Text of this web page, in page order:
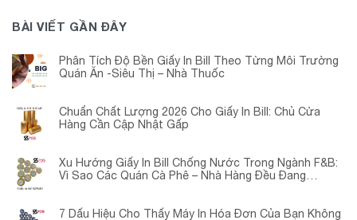
BÀI VIẾT GẦN ĐÂY
Phân Tích Độ Bền Giấy In Bill Theo Từng Môi Trường
Quán Ăn -Siêu Thị – Nhà Thuốc
Chuẩn Chất Lượng 2026 Cho Giấy In Bill: Chủ Cửa
Hàng Cần Cập Nhật Gấp
Xu Hướng Giấy In Bill Chống Nước Trong Ngành F&B:
Vì Sao Các Quán Cà Phê – Nhà Hàng Đều Đang
7 Dấu Hiệu Cho Thấy Máy In Hóa Đơn Của Bạn Không